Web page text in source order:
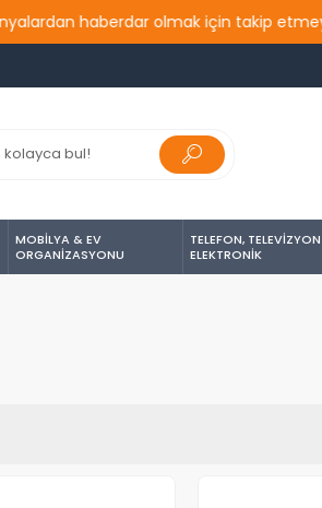
haberdar olmak için takip etmeyi
MOBİLYA & EV
ORGANİZASYONU
TELEFON,
ELEKTRONİK